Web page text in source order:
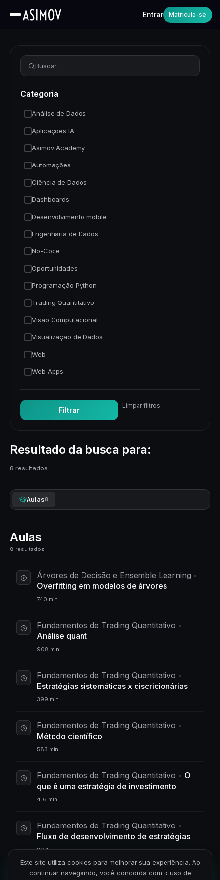
Entrar Matricule-se
Resultado da busca para:
8 resultados
Aulas8
Aulas
8 resultados
Árvores de Decisão e Ensemble Learning
Overfitting em modelos de árvores
740 min
Fundamentos de Trading Quantitativo
Análise quant
908 min
Fundamentos de Trading Quantitativo
Estratégias sistemáticas x discricionárias
399 min
Fundamentos de Trading Quantitativo
Método científico
583 min
Fundamentos de Trading Quantitativo
O
que é uma estratégia de investimento
416 min
Fundamentos de Trading Quantitativo
Fluxo de desenvolvimento de estratégias
864 min
Árvores de Decisão e Ensemble Learning
Refinar busca
Categoria
Análise de Dados
Aplicações IA
Asimov Academy
Automações
Ciência de Dados
Dashboards
Desenvolvimento mobile
Engenharia de Dados
No-Code
Oportunidades
Programação Python
Trading Quantitativo
Visão Computacional
Visualização de Dados
Web
Web Apps
Filtrar
Limpar filtros
Este site utiliza cookies para melhorar sua experiência. Ao
continuar navegando, você concorda com o uso de